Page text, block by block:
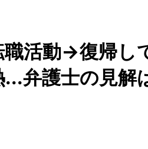
活動→復帰し
弁護士の見解